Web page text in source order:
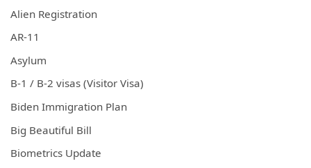
Alien Registration
AR-11
Asylum
B-1 / B-2 visas (Visitor Visa)
Biden Immigration Plan
Big Beautiful Bill
Biometrics Update